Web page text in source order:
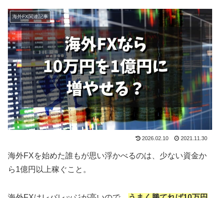
海外FX関連記事
2026.02.10 2021.11.30
海外FXを始めた誰もが思い浮かべるのは、少ない資金か
ら1億円以上稼ぐこと。